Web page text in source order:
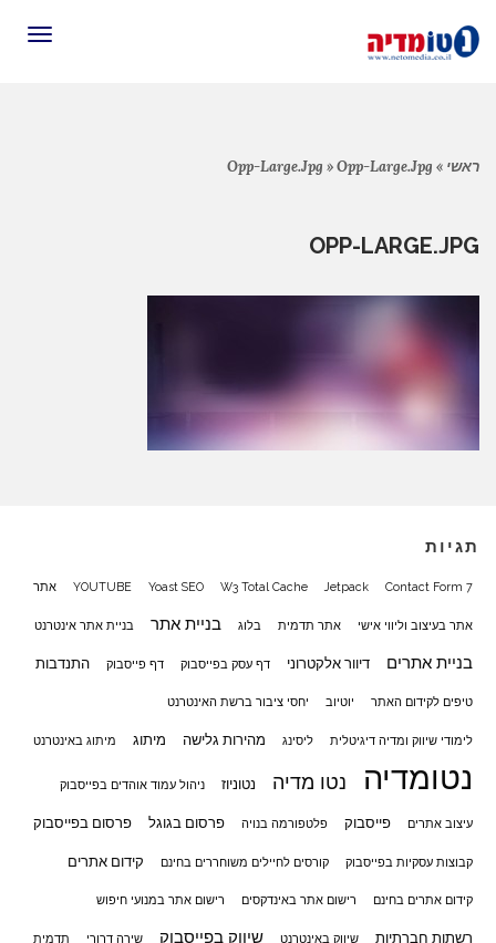
ראשי »
Opp-Large.jpg »Opp-Large.jpg
OPP-LARGE.JPG
תגיות
Contact Form 7
Jetpack
W3 Total Cache
Yoast SEO
YOUTUBE אתר
אתר בעיצוב וליווי אישי אתר תדמית בלוג בניית אתר בניית אתר אינטרנט
בניית אתרים דיוור אלקטרוני דף עסק בפייסבוק דף פייסבוק התנדבות
טיפים לקידום האתר יוטיוב יחסי ציבור ברשת האינטרנט
לימודי שיווק ומדיה דיגיטלית ליסינג מהירות גלישה מיתוג מיתוג באינטרנט
נטומדיה נטו מדיה נטוניוז ניהול עמוד אוהדים בפייסבוק
עיצוב אתרים פייסבוק פלטפורמה בנויה פרסום בגוגל פרסום בפייסבוק
קבוצות עסקיות בפייסבוק קורסים לחיילים משוחררים בחינם קידום אתרים
קידום אתרים בחינם רישום אתר באינדקסים רישום אתר במנועי חיפוש
רשתות חברתיות שיווק באינטרנט שיווק בפייסבוק שירה דרורי תדמית